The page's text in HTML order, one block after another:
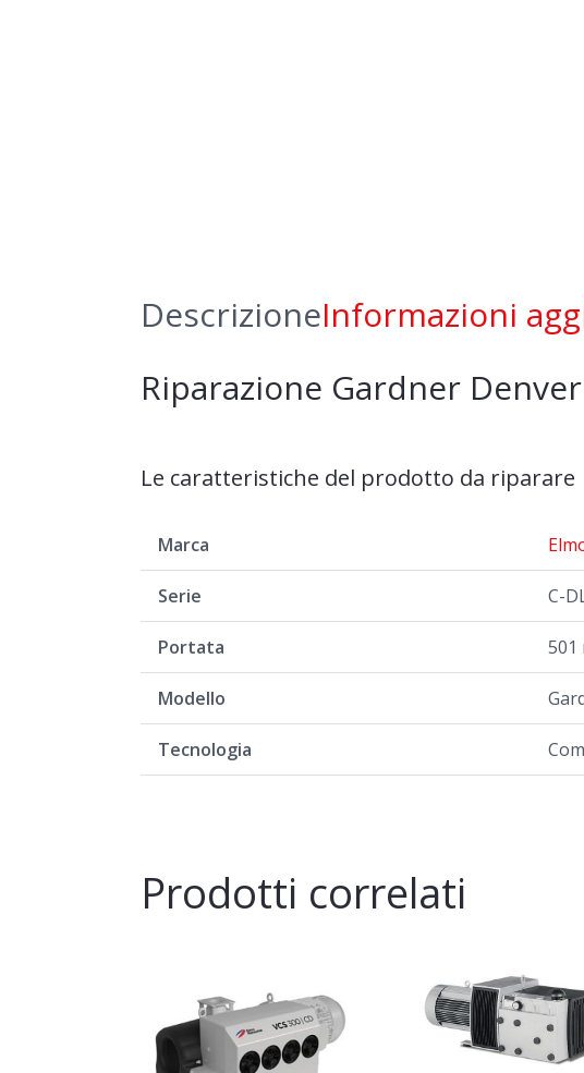
DescrizioneInformazioni
Riparazione Gardner Denver
Le caratteristiche del prodotto da riparare
Marca
Serie C-
Portata 501
Modello
Tecnologia
Prodotti correlati